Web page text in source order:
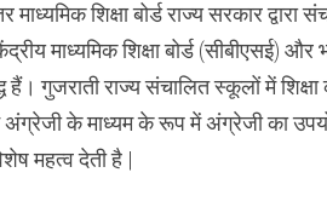
शिक्षा बोर्ड राज्य सरकार द्वारा
माध्यमिक शिक्षा बोर्ड (सीबीएसई) और
गुजराती राज्य संचालित स्कूलों में शिक्षा
के माध्यम के रूप में अंग्रेजी का
महत्व देती है |